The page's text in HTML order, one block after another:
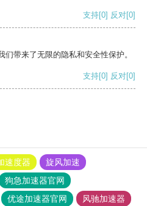
支持[0] 反对[0]
带来了无限的隐私和安全性保护。
支持[0] 反对[0]
速度器
旋风加速
狗急加速器官网
优途加速器官网 风驰加速器